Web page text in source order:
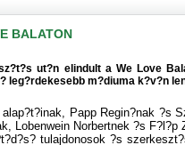
BALATON
ut?n elindult a We Love
leg?rdekesebb m?diuma k?v?n
Papp Regin?nak ?s
Lobenwein Norbertnek ?s F?l?p
tulajdonosok ?s